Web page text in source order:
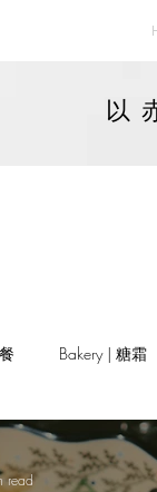
以
Bakery | 糖霜
read